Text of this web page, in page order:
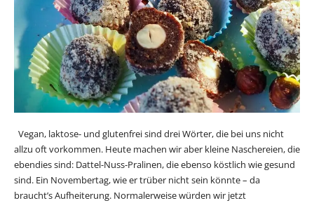
Vegan, laktose- und glutenfrei sind drei Wörter, die bei uns nicht
allzu oft vorkommen. Heute machen wir aber kleine Naschereien, die
ebendies sind: Dattel-Nuss-Pralinen, die ebenso köstlich wie gesund
sind. Ein Novembertag, wie er trüber nicht sein könnte – da
braucht’s Aufheiterung. Normalerweise würden wir jetzt